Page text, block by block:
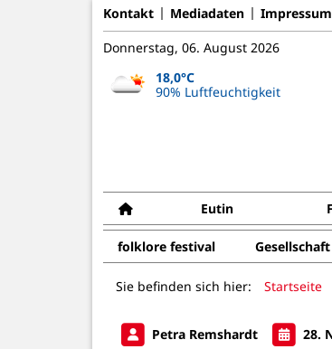
Kontakt Mediadaten Impressum
Donnerstag, 06. August 2026
18,0°C
90% Luftfeuchtigkeit
Eutin
folklore festival Gesellschaft
Sie befinden sich hier: Startseite
Petra Remshardt 28.